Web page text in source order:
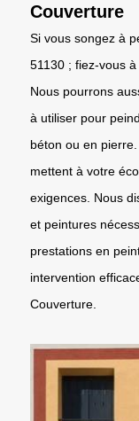
Couverture
Si vous songez à
51130 ; fiez-vous
Nous pourrons
à utiliser pour
béton ou en
mettent à votre
exigences. Nous
et peintures
prestations en
intervention
Couverture.